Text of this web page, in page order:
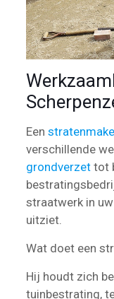
Een
verschillende
grondverzettot
straatwerk in
uitziet.
Wat doet een
Hij houdt zich
tuinbestrating,